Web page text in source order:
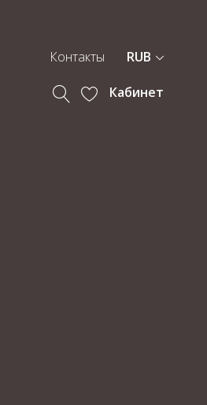
Контакты RUB
Кабинет